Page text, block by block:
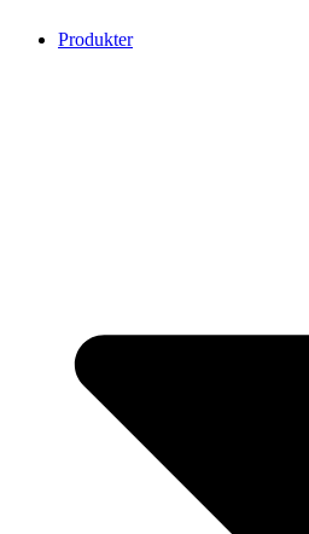
Produkter